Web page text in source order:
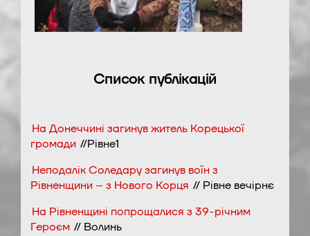
Список публікацій
На Донеччині загинув житель Корецької
громади //Рівне1
Неподалік Соледару загинув воїн з
Рівненщини – з Нового Корця // Рівне вечірнє
На Рівненщині попрощалися з 39-річним
Героєм // Волинь